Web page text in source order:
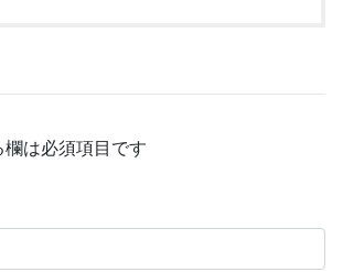
欄は必須項目です